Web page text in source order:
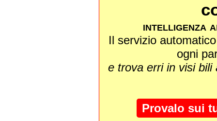
intelligenza
Il servizio
ogni
e trova erri in visi
Provalo sui